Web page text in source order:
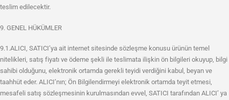
teslim edilecektir.
9. GENEL HÜKÜMLER
9.1.ALICI, SATICI’ya ait internet sitesinde sözleşme konusu ürünün temel
nitelikleri, satış fiyatı ve ödeme şekli ile teslimata ilişkin ön bilgileri okuyup, bilgi
sahibi olduğunu, elektronik ortamda gerekli teyidi verdiğini kabul, beyan ve
taahhüt eder. ALICI’nın; Ön Bilgilendirmeyi elektronik ortamda teyit etmesi,
mesafeli satış sözleşmesinin kurulmasından evvel, SATICI tarafından ALICI’ ya